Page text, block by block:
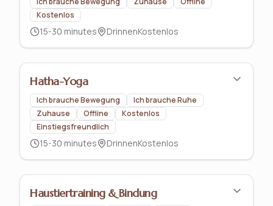
Kostenlos
15-30 minutes DrinnenKostenlos
Hatha-Yoga
Ich brauche Bewegung
Ich brauche Ruhe
Zuhause
Offline
Kostenlos
Einstiegsfreundlich
15-30 minutes DrinnenKostenlos
Haustiertraining & Bindung